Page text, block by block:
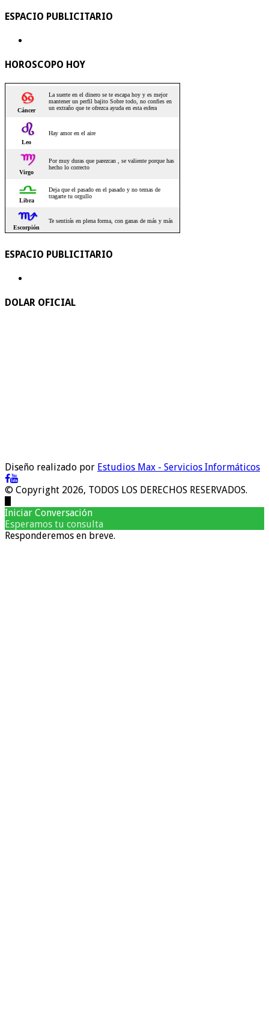
ESPACIO PUBLICITARIO
HOROSCOPO HOY
ESPACIO PUBLICITARIO
DOLAR OFICIAL
Diseño realizado por Estudios Max - Servicios Informáticos
© Copyright 2026, TODOS LOS DERECHOS RESERVADOS.
Iniciar Conversación
Esperamos tu consulta
Responderemos en breve.